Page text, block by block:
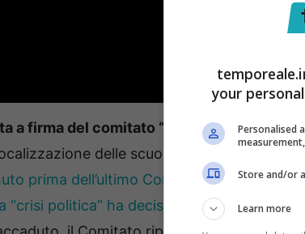
a firma del comitato “Rinascita
delle scuole”, il cui progetto è
prima dell’ultimo Conisiglio comunale
“crisi politica” ha decisamente conquistato
your
Personalised
Store and/or
Learn more